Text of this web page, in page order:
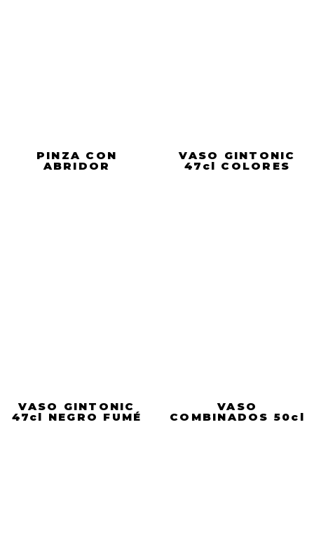
PINZA CON
ABRIDOR
VASO GINTONIC
47cl COLORES
VASO GINTONIC
47cl NEGRO FUMÉ
VASO
COMBINADOS 50cl